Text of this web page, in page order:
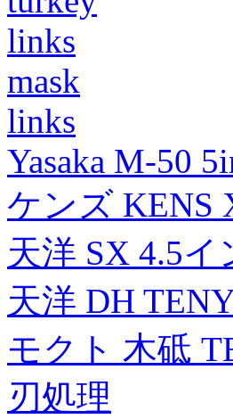
links
mask
links
Yasaka M-50
ケンズ KENS
天洋 SX 4.5
天洋 DH
モクト 木砥
刃処理